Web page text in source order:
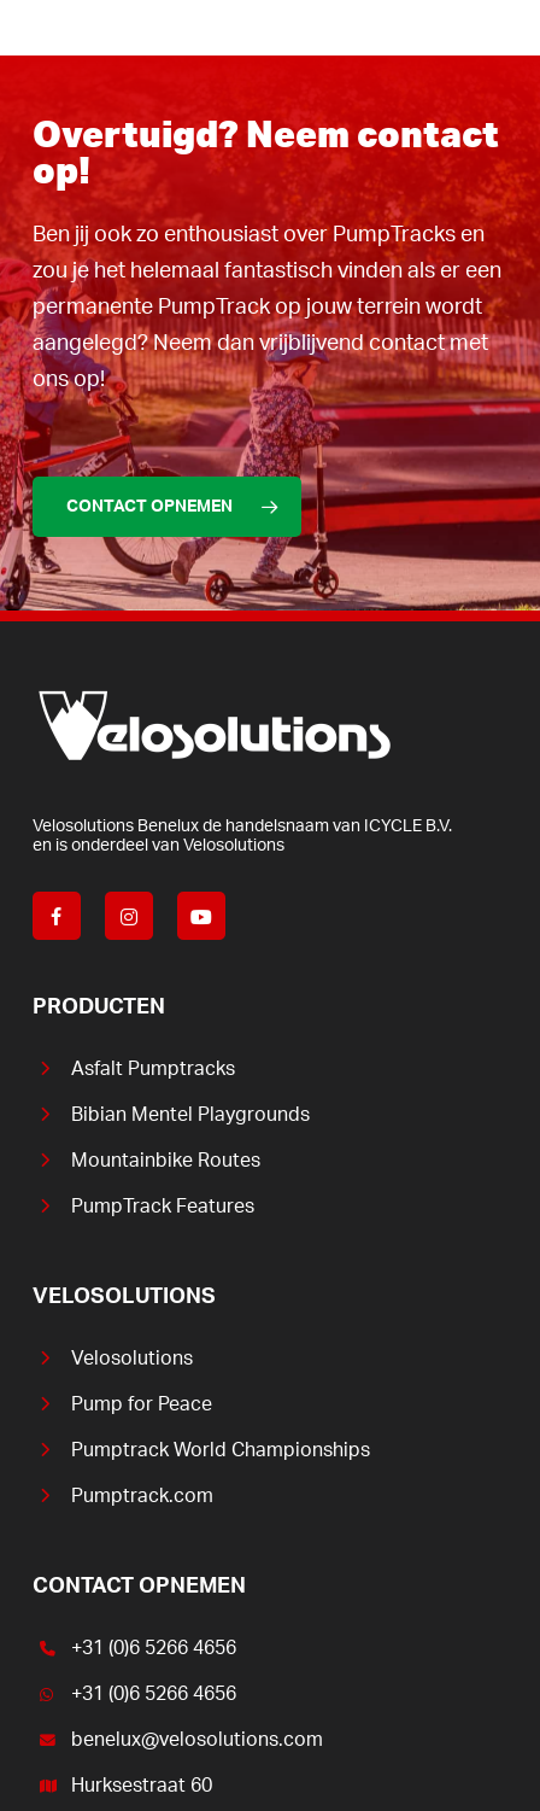
Overtuigd? Neem contact
op!
Ben jij ook zo enthousiast over PumpTracks en
zou je het helemaal fantastisch vinden als er een
permanente PumpTrack op jouw terrein wordt
aangelegd? Neem dan vrijblijvend contact met
ons op!
CONTACT OPNEMEN
Velosolutions Benelux de handelsnaam van ICYCLE B.V.
en is onderdeel van Velosolutions
PRODUCTEN
Asfalt Pumptracks
Bibian Mentel Playgrounds
Mountainbike Routes
PumpTrack Features
VELOSOLUTIONS
Velosolutions
Pump for Peace
Pumptrack World Championships
Pumptrack.com
CONTACT OPNEMEN
+31 (0)6 5266 4656
+31 (0)6 5266 4656
benelux@velosolutions.com
Hurksestraat 60